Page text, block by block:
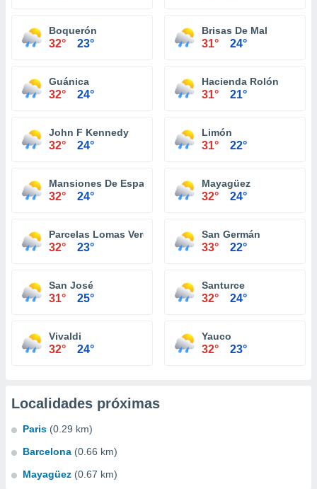
Boquerón
32° 23°
Brisas De Mal
31° 24°
Guánica
32° 24°
Hacienda Rolón
31° 21°
John F Kennedy
32° 24°
Limón
31° 22°
Mansiones De Espana
32° 24°
Mayagüez
32° 24°
Parcelas Lomas Verdes
32° 23°
San Germán
33° 22°
San José
31° 25°
Santurce
32° 24°
Vivaldi
32° 24°
Yauco
32° 23°
Localidades próximas
Paris (0.29 km)
Barcelona (0.66 km)
Mayagüez (0.67 km)